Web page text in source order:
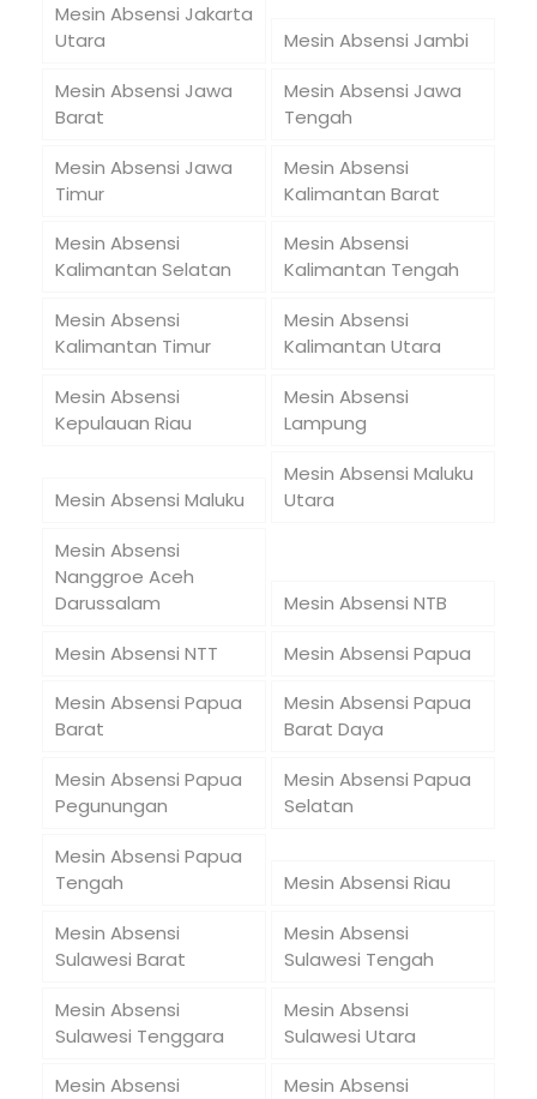
Mesin Absensi Jakarta
Utara
Mesin Absensi Jambi
Mesin Absensi Jawa
Barat
Mesin Absensi Jawa
Tengah
Mesin Absensi Jawa
Timur
Mesin Absensi
Kalimantan Barat
Mesin Absensi
Kalimantan Selatan
Mesin Absensi
Kalimantan Tengah
Mesin Absensi
Kalimantan Timur
Mesin Absensi
Kalimantan Utara
Mesin Absensi
Kepulauan Riau
Mesin Absensi
Lampung
Mesin Absensi Maluku
Mesin Absensi Maluku
Utara
Mesin Absensi
Nanggroe Aceh
Darussalam
Mesin Absensi NTB
Mesin Absensi NTT
Mesin Absensi Papua
Mesin Absensi Papua
Barat
Mesin Absensi Papua
Barat Daya
Mesin Absensi Papua
Pegunungan
Mesin Absensi Papua
Selatan
Mesin Absensi Papua
Tengah
Mesin Absensi Riau
Mesin Absensi
Sulawesi Barat
Mesin Absensi
Sulawesi Tengah
Mesin Absensi
Sulawesi Tenggara
Mesin Absensi
Sulawesi Utara
Mesin Absensi
Mesin Absensi